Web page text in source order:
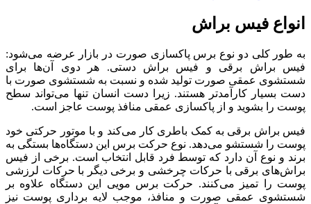
انواع فیس براش
به طور کلی دو نوع برس پاکسازی صورت در بازار عرضه می‌شود:
فیس براش برقی و فیس براش دستی. هر دوی آن‌ها برای
شستشوی عمقی صورت تولید شده و نسبت به شستشوی صورت با
دست بسیار کارآمدتر هستند. زیرا دست انسان تنها می‌تواند سطح
پوست را بشوید و از پاکسازی عمقی منافذ پوست عاجز است.
فیس براش برقی به کمک باطری کار می‌کند و با موتور حرکتی خود
پوست را شستشو می‌دهد. نوع حرکت برس این دستگاه‌ها بستگی به
برند و نوع آن دارد که توسط فرد قابل انتخاب است. برخی از فیس
براش‌های برقی با حرکات چرخشی و برخی دیگر با حرکات لرزشی
پوست را تمیز می‌کنند. حرکت برس مویی این دستگاه علاوه بر
شستشوی عمقی صورت و منافذ، موجب لایه برداری پوست نیز